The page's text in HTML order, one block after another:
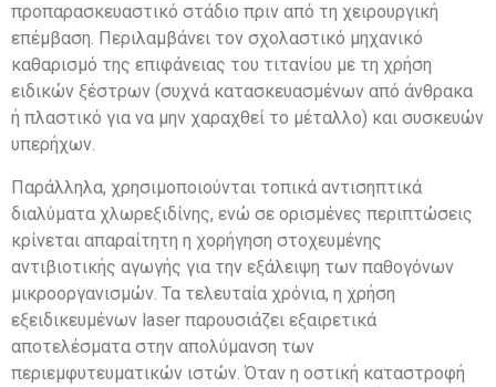
προπαρασκευαστικό στάδιο πριν από τη χειρουργική
επέμβαση. Περιλαμβάνει τον σχολαστικό μηχανικό
καθαρισμό της επιφάνειας του τιτανίου με τη χρήση
ειδικών ξέστρων (συχνά κατασκευασμένων από άνθρακα
ή πλαστικό για να μην χαραχθεί το μέταλλο) και συσκευών
υπερήχων.
Παράλληλα, χρησιμοποιούνται τοπικά αντισηπτικά
διαλύματα χλωρεξιδίνης, ενώ σε ορισμένες περιπτώσεις
κρίνεται απαραίτητη η χορήγηση στοχευμένης
αντιβιοτικής αγωγής για την εξάλειψη των παθογόνων
μικροοργανισμών. Τα τελευταία χρόνια, η χρήση
εξειδικευμένων laser παρουσιάζει εξαιρετικά
αποτελέσματα στην απολύμανση των
περιεμφυτευματικών ιστών. Όταν η οστική καταστροφή